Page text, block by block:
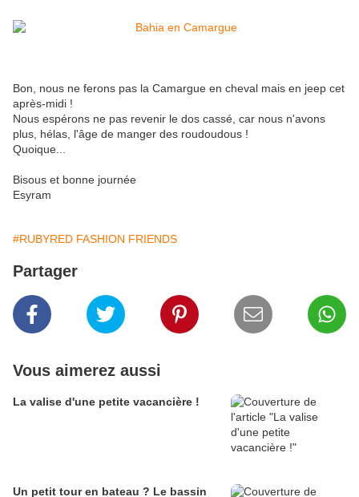
Bon, nous ne ferons pas la Camargue en cheval mais en jeep cet
après-midi !
Nous espérons ne pas revenir le dos cassé, car nous n'avons
plus, hélas, l'âge de manger des roudoudous !
Quoique...
Bisous et bonne journée
Esyram
#RUBYRED FASHION FRIENDS
Partager
Vous aimerez aussi
La valise d'une petite vacancière !
Un petit tour en bateau ? Le bassin